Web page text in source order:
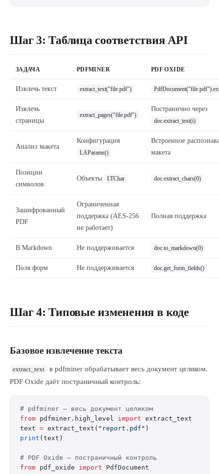
Шаг 3: Таблица соответствия API
ЗАДАЧА PDFMINER PDF OXIDE
Извлечь текст extract_text("file.pdf")
Извлечь
страницы
extract_pages("file.pdf")
Постранично через
doc.extract_text(i)
Анализ макета
Конфигурация
LAParams()
Встроенное
макета
Позиции
символов
Объекты LTChar doc.extract_chars(0)
Зашифрованный
PDF
Ограниченная
поддержка (AES-256
не работает)
Полная поддержка
В Markdown Не поддерживается doc.to_markdown(0)
Поля форм Не поддерживается doc.get_form_fields()
Шаг 4: Типовые изменения в коде
Базовое извлечение текста
extract_text
в pdfminer обрабатывает весь документ целиком.
PDF Oxide даёт постраничный контроль:
# pdfminer — весь документ целиком
from pdfminer.high_level import extract_text
text = extract_text( "report.pdf" )
print (text)
# PDF Oxide — постраничный контроль
from pdf_oxide import PdfDocument